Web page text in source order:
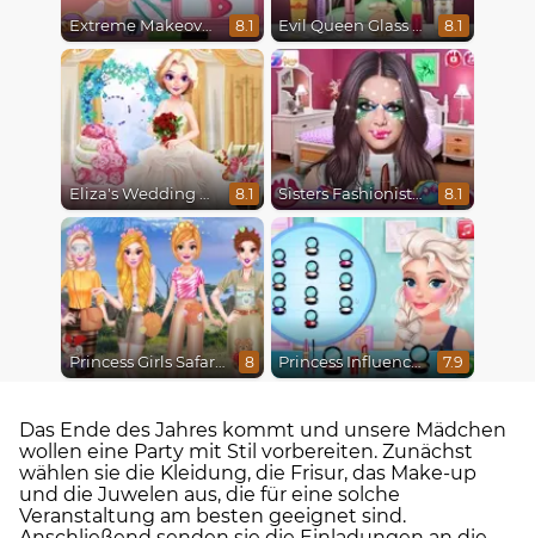
Extreme Makeover 8.1 Evil Queen Glass Skin Routine #Influencer 8.1
Eliza's Wedding Planner 8.1 Sisters Fashionista Makeup 8.1
Princess Girls Safari Trip 8 Princess Influencer Winter Wonderland 7.9
Das Ende des Jahres kommt und unsere Mädchen
wollen eine Party mit Stil vorbereiten. Zunächst
wählen sie die Kleidung, die Frisur, das Make-up
und die Juwelen aus, die für eine solche
Veranstaltung am besten geeignet sind.